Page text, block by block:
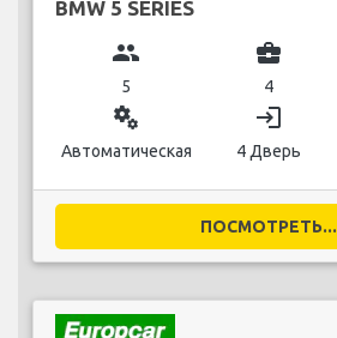
BMW 5 SERIES
group
5
business_center
4
miscellaneous_services
Автоматическая
login
4 Дверь
ПОСМОТРЕТЬ...